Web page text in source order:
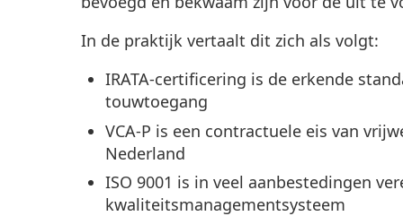
In de praktijk vertaalt dit zich als volgt:
IRATA-certificering is de erkende
touwtoegang
VCA-P is een contractuele eis van
Nederland
ISO 9001 is in veel aanbestedingen
kwaliteitsmanagementsysteem